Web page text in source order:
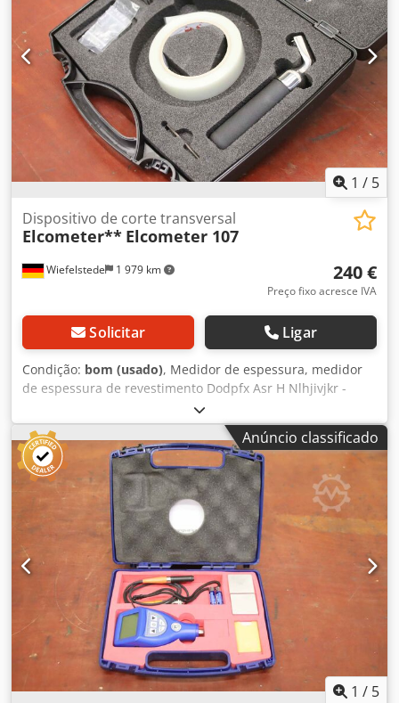
1 / 5
Wiefelstede 1 979 km
Dispositivo de corte transversal
Elcometer** Elcometer 107
240 €
Preço fixo acresce IVA
Solicitar Ligar
Condição: bom (usado), Medidor de espessura, medidor
de espessura de revestimento Dodpfx Asr H Nlhjivjkr -
Fabricante: Elcometer, cortador hachurado com caixa -
Tipo: Elcometer 107 -Material: aço inoxidável/alumínio -
Acessórios: veja fotos -Dimensões: 300/270/H75 mm -Peso:
1,1kg
Anúncio classificado
1 / 5